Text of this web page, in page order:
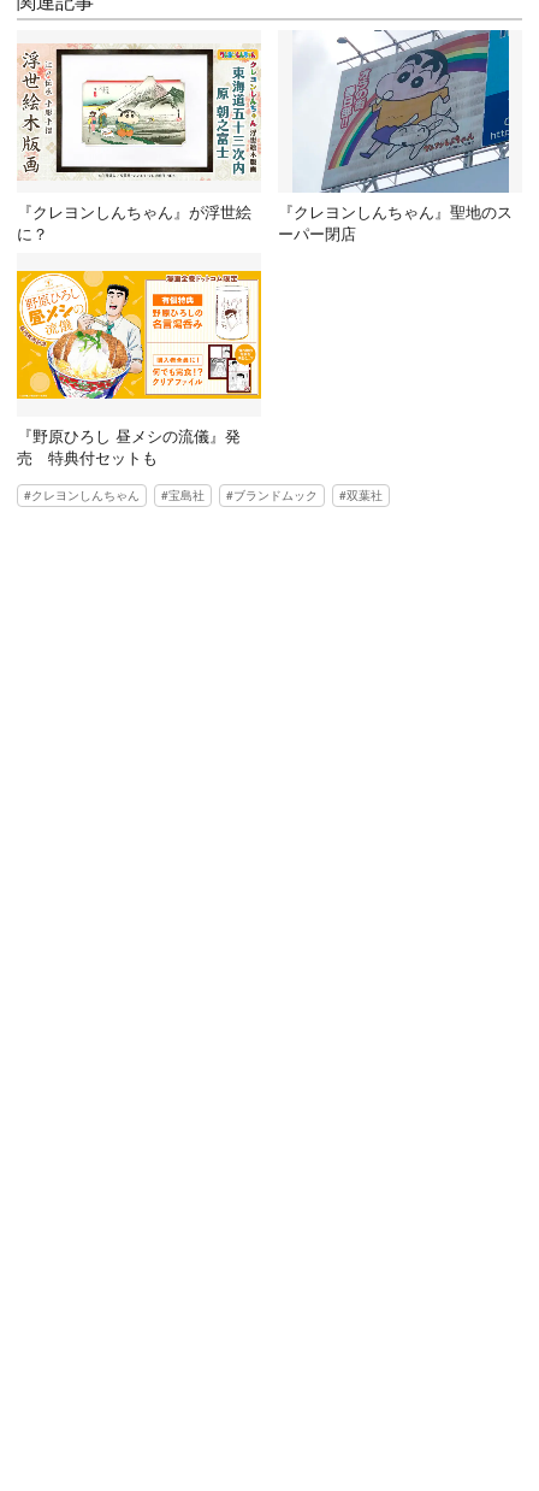
『クレヨンしんちゃん』が浮世絵
に？
『クレヨンしんちゃん』聖地のス
ーパー閉店
『野原ひろし 昼メシの流儀』発
売 特典付セットも
クレヨンしんちゃん 宝島社 ブランドムック 双葉社